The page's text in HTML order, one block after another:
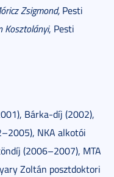
Zsigmond, Pesti
Kosztolányi, Pesti
Bárka-díj (2002),
NKA alkotói
(2006–2007), MTA
Zoltán posztdoktori